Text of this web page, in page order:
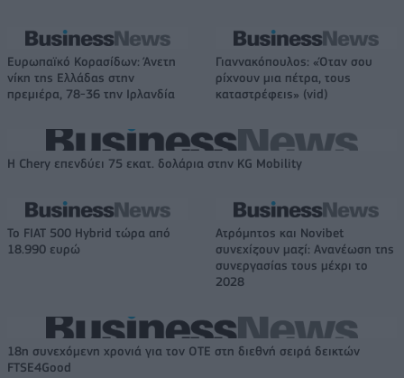
Ευρωπαϊκό Κορασίδων: Άνετη
νίκη της Ελλάδας στην
πρεμιέρα, 78-36 την Ιρλανδία
Γιαννακόπουλος: «Όταν σου
ρίχνουν μια πέτρα, τους
καταστρέφεις» (vid)
Η Chery επενδύει 75 εκατ. δολάρια στην KG Mobility
Το FIAT 500 Hybrid τώρα από
18.990 ευρώ
Ατρόμητος και Novibet
συνεχίζουν μαζί: Ανανέωση της
συνεργασίας τους μέχρι το
2028
18η συνεχόμενη χρονιά για τον ΟΤΕ στη διεθνή σειρά δεικτών
FTSE4Good